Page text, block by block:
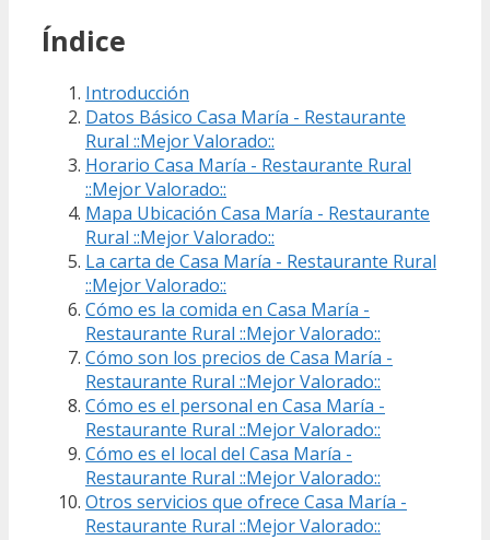
Índice
Introducción
Datos Básico Casa María - Restaurante
Rural ::Mejor Valorado::
Horario Casa María - Restaurante Rural
::Mejor Valorado::
Mapa Ubicación Casa María - Restaurante
Rural ::Mejor Valorado::
La carta de Casa María - Restaurante Rural
::Mejor Valorado::
Cómo es la comida en Casa María -
Restaurante Rural ::Mejor Valorado::
Cómo son los precios de Casa María -
Restaurante Rural ::Mejor Valorado::
Cómo es el personal en Casa María -
Restaurante Rural ::Mejor Valorado::
Cómo es el local del Casa María -
Restaurante Rural ::Mejor Valorado::
Otros servicios que ofrece Casa María -
Restaurante Rural ::Mejor Valorado::